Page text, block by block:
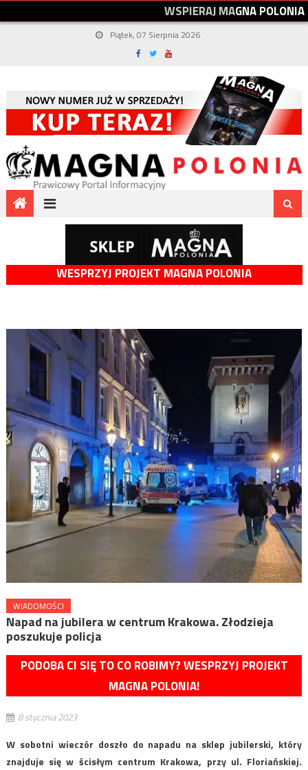
WSPIERAJMAGNAPOLONIA
Piątek, 07 Sierpnia 2026
WESPRZYJ PROJEKT MAGNA POLONIA
WIADOMOŚCI
Napad na jubilera w centrum Krakowa. Złodzieja
poszukuje policja
PODOBA CI SIĘ TO CO ROBIMY? WESPRZYJ PROJEKT
MAGNA POLONIA!
8 stycznia 2023
W sobotni wieczór doszło do napadu na sklep jubilerski, który
znajduje się w ścisłym centrum Krakowa, przy ul. Floriańskiej.